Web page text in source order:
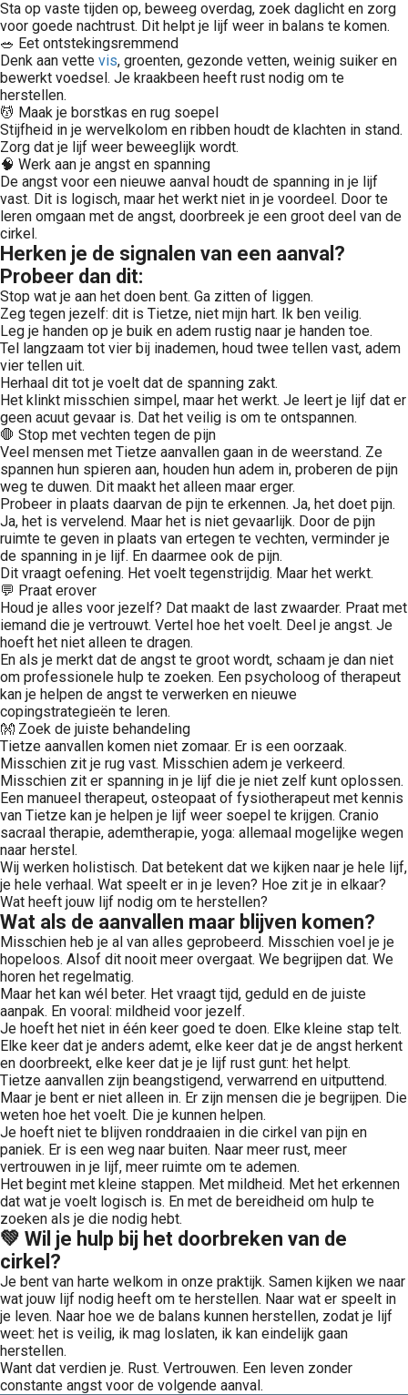
Sta op vaste tijden op, beweeg overdag, zoek daglicht en zorg
voor goede nachtrust. Dit helpt je lijf weer in balans te komen.
🥗 Eet ontstekingsremmend
Denk aan vette vis, groenten, gezonde vetten, weinig suiker en
bewerkt voedsel. Je kraakbeen heeft rust nodig om te
herstellen.
💆 Maak je borstkas en rug soepel
Stijfheid in je wervelkolom en ribben houdt de klachten in stand.
Zorg dat je lijf weer beweeglijk wordt.
🧠 Werk aan je angst en spanning
De angst voor een nieuwe aanval houdt de spanning in je lijf
vast. Dit is logisch, maar het werkt niet in je voordeel. Door te
leren omgaan met de angst, doorbreek je een groot deel van de
cirkel.
Herken je de signalen van een aanval?
Probeer dan dit:
Stop wat je aan het doen bent. Ga zitten of liggen.
Zeg tegen jezelf: dit is Tietze, niet mijn hart. Ik ben veilig.
Leg je handen op je buik en adem rustig naar je handen toe.
Tel langzaam tot vier bij inademen, houd twee tellen vast, adem
vier tellen uit.
Herhaal dit tot je voelt dat de spanning zakt.
Het klinkt misschien simpel, maar het werkt. Je leert je lijf dat er
geen acuut gevaar is. Dat het veilig is om te ontspannen.
🛑 Stop met vechten tegen de pijn
Veel mensen met Tietze aanvallen gaan in de weerstand. Ze
spannen hun spieren aan, houden hun adem in, proberen de pijn
weg te duwen. Dit maakt het alleen maar erger.
Probeer in plaats daarvan de pijn te erkennen. Ja, het doet pijn.
Ja, het is vervelend. Maar het is niet gevaarlijk. Door de pijn
ruimte te geven in plaats van ertegen te vechten, verminder je
de spanning in je lijf. En daarmee ook de pijn.
Dit vraagt oefening. Het voelt tegenstrijdig. Maar het werkt.
💬 Praat erover
Houd je alles voor jezelf? Dat maakt de last zwaarder. Praat met
iemand die je vertrouwt. Vertel hoe het voelt. Deel je angst. Je
hoeft het niet alleen te dragen.
En als je merkt dat de angst te groot wordt, schaam je dan niet
om professionele hulp te zoeken. Een psycholoog of therapeut
kan je helpen de angst te verwerken en nieuwe
copingstrategieën te leren.
👐 Zoek de juiste behandeling
Tietze aanvallen komen niet zomaar. Er is een oorzaak.
Misschien zit je rug vast. Misschien adem je verkeerd.
Misschien zit er spanning in je lijf die je niet zelf kunt oplossen.
Een manueel therapeut, osteopaat of fysiotherapeut met kennis
van Tietze kan je helpen je lijf weer soepel te krijgen. Cranio
sacraal therapie, ademtherapie, yoga: allemaal mogelijke wegen
naar herstel.
Wij werken holistisch. Dat betekent dat we kijken naar je hele lijf,
je hele verhaal. Wat speelt er in je leven? Hoe zit je in elkaar?
Wat heeft jouw lijf nodig om te herstellen?
Wat als de aanvallen maar blijven komen?
Misschien heb je al van alles geprobeerd. Misschien voel je je
hopeloos. Alsof dit nooit meer overgaat. We begrijpen dat. We
horen het regelmatig.
Maar het kan wél beter. Het vraagt tijd, geduld en de juiste
aanpak. En vooral: mildheid voor jezelf.
Je hoeft het niet in één keer goed te doen. Elke kleine stap telt.
Elke keer dat je anders ademt, elke keer dat je de angst herkent
en doorbreekt, elke keer dat je je lijf rust gunt: het helpt.
Tietze aanvallen zijn beangstigend, verwarrend en uitputtend.
Maar je bent er niet alleen in. Er zijn mensen die je begrijpen. Die
weten hoe het voelt. Die je kunnen helpen.
Je hoeft niet te blijven ronddraaien in die cirkel van pijn en
paniek. Er is een weg naar buiten. Naar meer rust, meer
vertrouwen in je lijf, meer ruimte om te ademen.
Het begint met kleine stappen. Met mildheid. Met het erkennen
dat wat je voelt logisch is. En met de bereidheid om hulp te
zoeken als je die nodig hebt.
💚 Wil je hulp bij het doorbreken van de
cirkel?
Je bent van harte welkom in onze praktijk. Samen kijken we naar
wat jouw lijf nodig heeft om te herstellen. Naar wat er speelt in
je leven. Naar hoe we de balans kunnen herstellen, zodat je lijf
weet: het is veilig, ik mag loslaten, ik kan eindelijk gaan
herstellen.
Want dat verdien je. Rust. Vertrouwen. Een leven zonder
constante angst voor de volgende aanval.